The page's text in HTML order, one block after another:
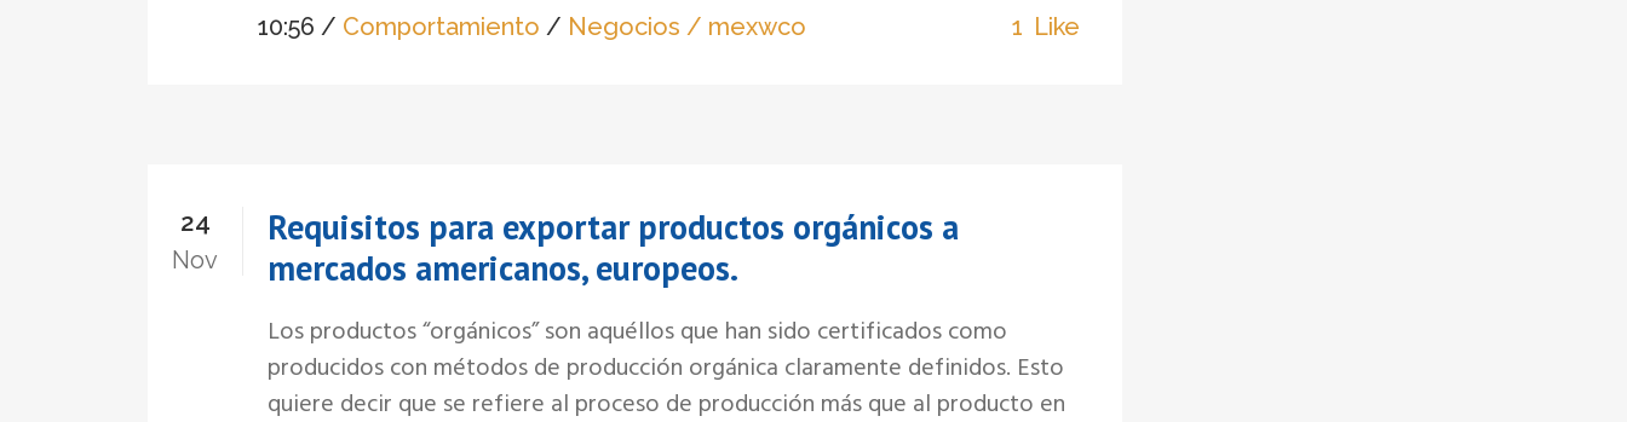
10:56 / Comportamiento / Negocios / mexwco 1 Like
24
Nov
Requisitos para exportar productos orgánicos a
mercados americanos, europeos.
Los productos “orgánicos” son aquéllos que han sido certificados como
producidos con métodos de producción orgánica claramente definidos. Esto
quiere decir que se refiere al proceso de producción más que al producto en